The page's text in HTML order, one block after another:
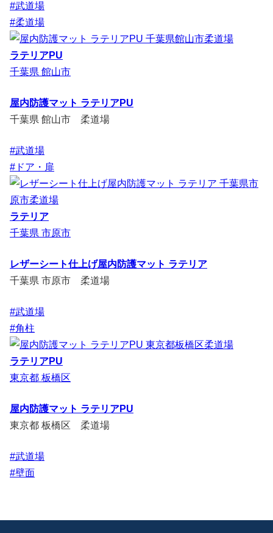
#武道場
#柔道場
ラテリアPU
千葉県 館山市
屋内防護マット ラテリアPU
千葉県 館山市 柔道場
#武道場
#ドア・扉
ラテリア
千葉県 市原市
レザーシート仕上げ屋内防護マット ラテリア
千葉県 市原市 柔道場
#武道場
#角柱
ラテリアPU
東京都 板橋区
屋内防護マット ラテリアPU
東京都 板橋区 柔道場
#武道場
#壁面